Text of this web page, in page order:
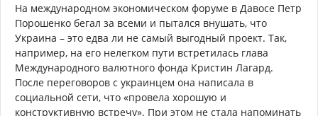
На международном экономическом форуме в Давосе Петр
Порошенко бегал за всеми и пытался внушать, что
Украина – это едва ли не самый выгодный проект. Так,
например, на его нелегком пути встретилась глава
Международного валютного фонда Кристин Лагард.
После переговоров с украинцем она написала в
социальной сети, что «провела хорошую и
конструктивную встречу». При этом не стала напоминать